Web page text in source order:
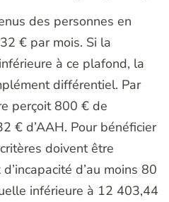
des personnes en
€ par mois. Si la
à ce plafond, la
différentiel. Par
perçoit 800 € de
€ d’AAH. Pour bénéficier
doivent être
d’au moins 80
inférieure à 12 403,44